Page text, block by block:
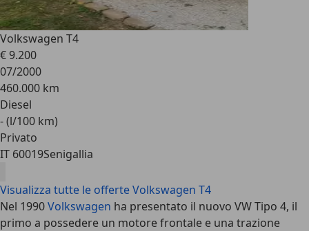
Volkswagen T4
€ 9.200
07/2000
460.000 km
Diesel
- (l/100 km)
Privato
IT 60019Senigallia
Visualizza tutte le offerte Volkswagen T4
Nel 1990Volkswagen ha presentato il nuovo VW Tipo 4, il
primo a possedere un motore frontale e una trazione